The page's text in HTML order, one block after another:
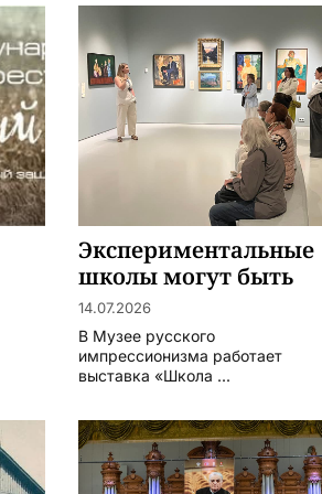
Экспериментальные
школы могут быть
удачными
14.07.2026
В Музее русского
импрессионизма работает
выставка «Школа ...